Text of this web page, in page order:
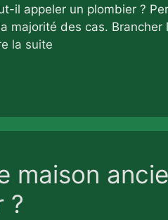
il appeler un plombier ?
majorité des cas. Brancher
la suite
maison
?